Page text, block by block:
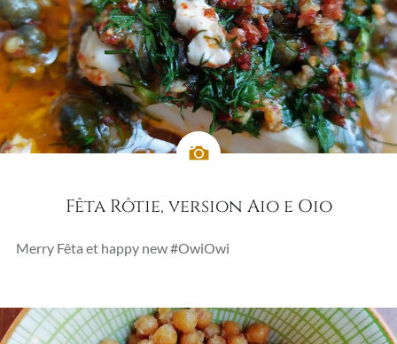
Fêta Rôtie, version Aio e Oio
Merry Fêta et happy new #OwiOwi